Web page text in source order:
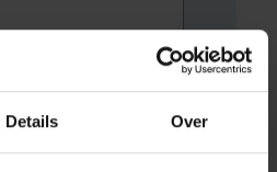
Details Over